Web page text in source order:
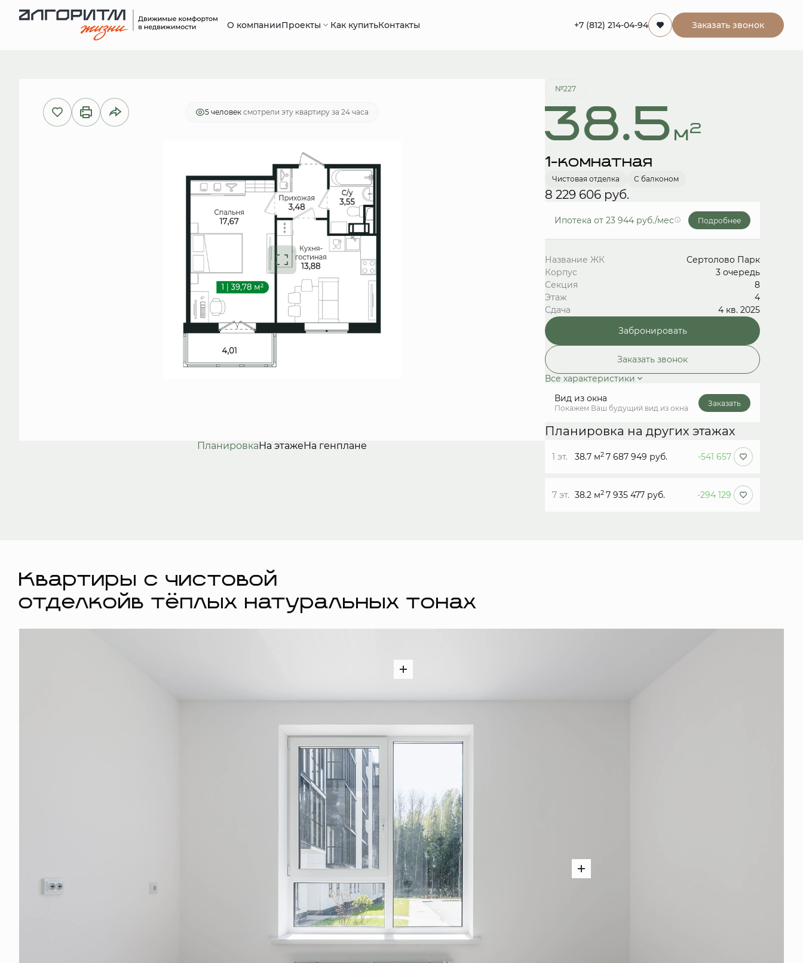
О компанииПроекты Как купитьКонтакты +7 (812) 214-04-94 Заказать звонок
1-комнатная 38.5 м2 8 229 606 руб.Ипотекаот 23 944 руб./мес. Забронировать
5 человек смотрели эту квартиру за 24 часа
ПланировкаНа этажеНа генплане
№227
38.5 м2
1-комнатная
Чистовая отделка С балконом
8 229 606 руб.
Ипотека от 23 944 руб./мес Подробнее
Название ЖК
Сертолово Парк
Корпус
3 очередь
Секция
8
Этаж
4
Сдача
4 кв. 2025
Забронировать
Заказать звонок
Все характеристики
Вид из окна
Покажем Ваш будущий вид из окна
Заказать
Планировка на других этажах
1 эт. 38.7 м2 7 687 949 руб. -541 657
7 эт. 38.2 м2 7 935 477 руб. -294 129
Квартиры с чистовой
отделкойв тёплых натуральных тонах